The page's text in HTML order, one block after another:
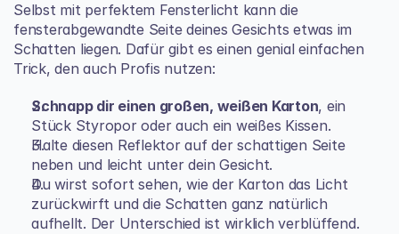
Selbst mit perfektem Fensterlicht kann die
fensterabgewandte Seite deines Gesichts etwas im
Schatten liegen. Dafür gibt es einen genial einfachen
Trick, den auch Profis nutzen:
Schnapp dir einen großen, weißen Karton, ein
Stück Styropor oder auch ein weißes Kissen.
Halte diesen Reflektor auf der schattigen Seite
neben und leicht unter dein Gesicht.
Du wirst sofort sehen, wie der Karton das Licht
zurückwirft und die Schatten ganz natürlich
aufhellt. Der Unterschied ist wirklich verblüffend.